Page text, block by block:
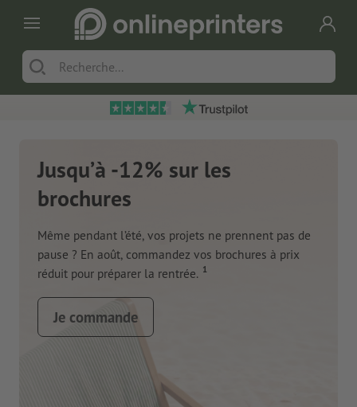
Jusqu’à -12% sur les
brochures
Même pendant l’été, vos projets ne prennent pas de
pause ? En août, commandez vos brochures à prix
réduit pour préparer la rentrée. 1
Je commande